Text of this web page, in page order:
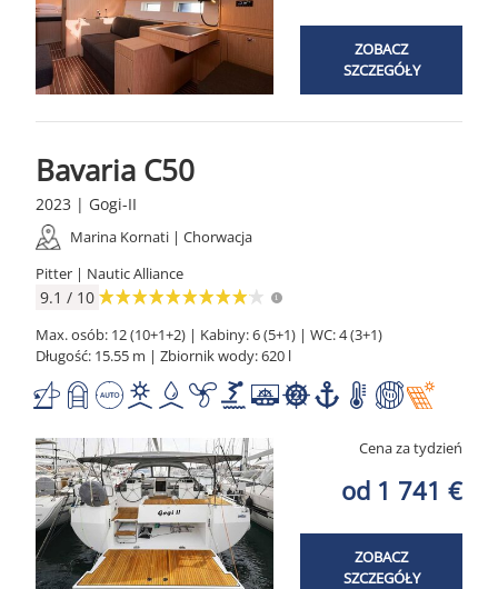
ZOBACZ
SZCZEGÓŁY
Bavaria C50
2023 | Gogi-II
Marina Kornati | Chorwacja
Pitter | Nautic Alliance
9.1 / 10
Max. osób: 12 (10+1+2) | Kabiny: 6 (5+1) | WC: 4 (3+1)
Długość: 15.55 m | Zbiornik wody: 620 l
Cena za tydzień
od 1 741 €
ZOBACZ
SZCZEGÓŁY